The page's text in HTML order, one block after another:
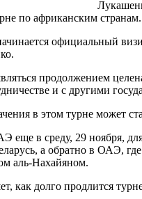
по африканским странам.
официальный
продолжением
и с другими
в этом турне может
еще в среду, 29 ноября,
а обратно в ОАЭ,
аль-Нахайяном.
как долго продлится